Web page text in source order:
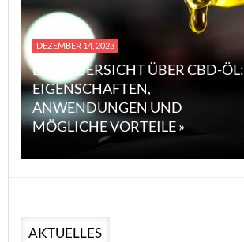
DEZEMBER 14, 2023
EINE ÜBERSICHT ÜBER CBD-ÖL:
EIGENSCHAFTEN,
ANWENDUNGEN UND
MÖGLICHE VORTEILE »
AKTUELLES